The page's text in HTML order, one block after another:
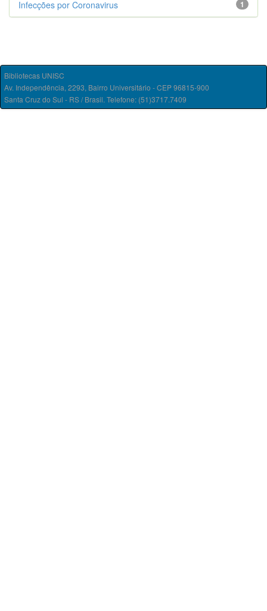
1
Infecções por Coronavirus
Bibliotecas UNISC
Av. Independência, 2293, Bairro Universitário - CEP 96815-900
Santa Cruz do Sul - RS / Brasil. Telefone: (51)3717.7409